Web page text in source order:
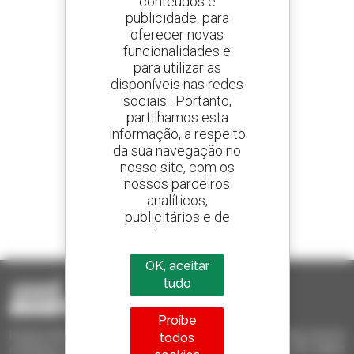
Crie os seus alertas
e receba anúncios de equipamentos usados
800 concessionários
A Manitou em todo o mundo
1 em cada 4 telescópicos
vendido no mundo é um manitou
Invia le richieste a più concessionari contemporaneamente, ricevi le
notifiche in base agli alert impostati. Tutto questo dal tuo PC, tablet
publicidade, para
oferecer novas
funcionalidades e
para utilizar as
disponíveis nas redes
sociais . Portanto,
partilhamos esta
informação, a respeito
da sua navegação no
nosso site, com os
nossos parceiros
analíticos,
publicitários e de
redes sociais
OK, aceitar
tudo
Proíbe
todos